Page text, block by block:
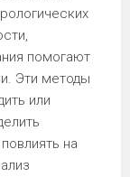
помогают
Эти методы
или
на